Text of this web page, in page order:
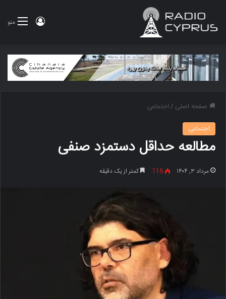
منو ورود
صفحه اصلی /اجتماعی
اجتماعی
مطالعه حداقل دستمزد صنفی
مرداد ۳, ۱۴۰۴ 116 کمتر از یک دقیقه